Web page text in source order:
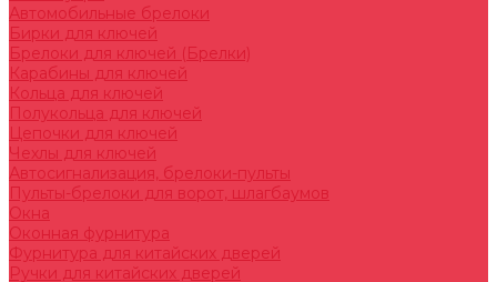
Автомобильные брелоки
Бирки для ключей
Брелоки для ключей (Брелки)
Карабины для ключей
Кольца для ключей
Полукольца для ключей
Цепочки для ключей
Чехлы для ключей
Автосигнализация, брелоки-пульты
Пульты-брелоки для ворот, шлагбаумов
Окна
Оконная фурнитура
Фурнитура для китайских дверей
Ручки для китайских дверей